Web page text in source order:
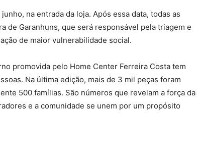
na entrada da loja. Após essa data, todas as
de Garanhuns, que será responsável pela triagem e
de maior vulnerabilidade social.
promovida pelo Home Center Ferreira Costa tem
Na última edição, mais de 3 mil peças foram
500 famílias. São números que revelam a força da
e a comunidade se unem por um propósito